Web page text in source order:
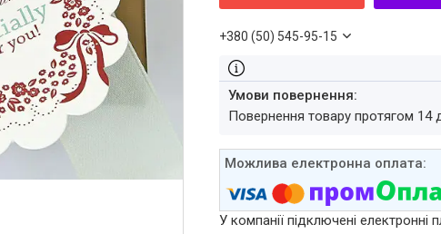
+380 (50) 545-95-15
повернення товару протягом 14
У компанії підключені